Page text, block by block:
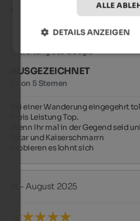
- September 2025
Bewertung aus Google
AUSGEZEICHNET
5 von 5 Sternen
Bei einer Wanderung eingegehrt
Preis Leistung Top.
Wenn Ihr mal in der Gegend seid
Tatar und Kaiserschmarrn
probieren es lohnt sich
- August 2025
ALLE
DETAILS ANZEIGEN